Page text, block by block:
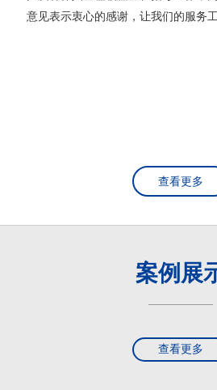
意见表示衷心的感谢，让我们的服务
查看更多
案例展
查看更多